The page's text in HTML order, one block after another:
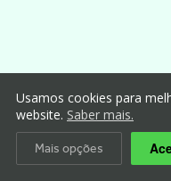
Usamos cookies para
website. Saber mais.
Mais opções